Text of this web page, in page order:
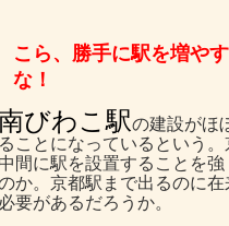
こら、勝手に駅を増やす
な！
びわこ駅の建設がほ
ことになっているという
間に駅を設置することを
か。京都駅まで出るのに
要があるだろうか。